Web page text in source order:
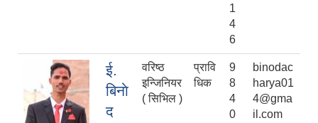
1
4
6
ई.
बिनाे
द
वरिष्ठ
इन्जिनियर
( सिभिल )
प्रावि
धिक
9
8
4
0
binodac
harya01
4@gma
il.com